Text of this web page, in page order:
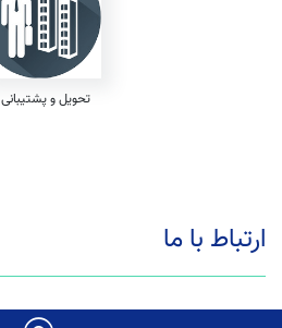
8- تحویل و پشتیبانی
ارتباط با ما